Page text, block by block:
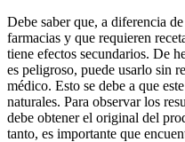
Debe saber que, a diferencia
farmacias y que requieren
tiene efectos secundarios. De
es peligroso, puede usarlo sin
médico. Esto se debe a que
naturales. Para observar los
debe obtener el original del
tanto, es importante que